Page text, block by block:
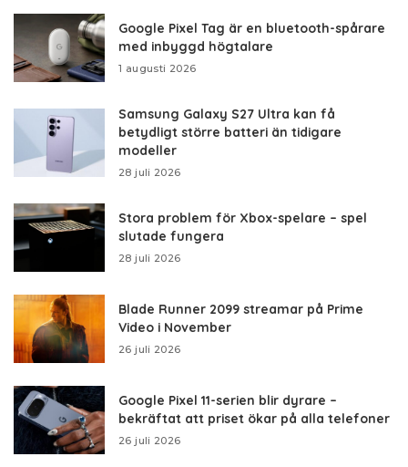
Google Pixel Tag är en bluetooth-spårare
med inbyggd högtalare
1 augusti 2026
Samsung Galaxy S27 Ultra kan få
betydligt större batteri än tidigare
modeller
28 juli 2026
Stora problem för Xbox-spelare – spel
slutade fungera
28 juli 2026
Blade Runner 2099 streamar på Prime
Video i November
26 juli 2026
Google Pixel 11-serien blir dyrare –
bekräftat att priset ökar på alla telefoner
26 juli 2026